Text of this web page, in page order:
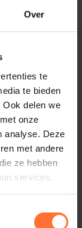
Over
te
te bieden
delen we
onze
analyse. Deze
met andere
ze hebben
services.
van
verder